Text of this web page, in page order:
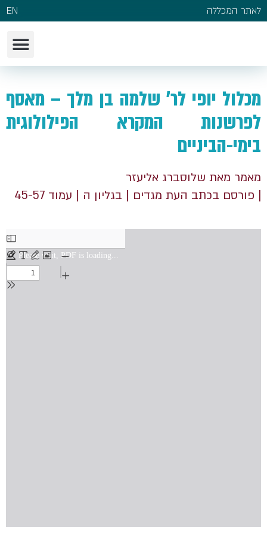
לאתר המכללה EN
מכלול יופי לר' שלמה בן מלך – מאסף
לפרשנות המקרא הפילולוגית
בימי-הביניים
מאמר מאת שלוסברג אליעזר
| פורסם בכתב העת מגדים | בגליון ה | עמוד 45-57